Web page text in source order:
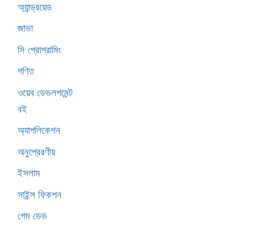
অ্যান্ড্রয়েড
জাভা
সি প্রোগ্রামিং
গণিত
ওয়েব ডেভলপমেন্ট
বই
অ্যাপলিকেশন
অনুপ্রেরণীয়
ইসলাম
সাইন্স ফিকশন
গেম ডেভ